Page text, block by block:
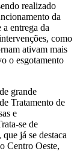
realizado
da
entrega da
como
ativam mais
o esgotamento
grande
Tratamento de
e
se de
já se destaca
Centro Oeste,